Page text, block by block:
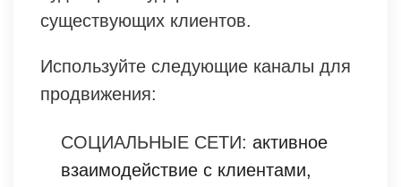
существующих клиентов.
Используйте следующие каналы для
продвижения:
СОЦИАЛЬНЫЕ СЕТИ: активное
взаимодействие с клиентами,